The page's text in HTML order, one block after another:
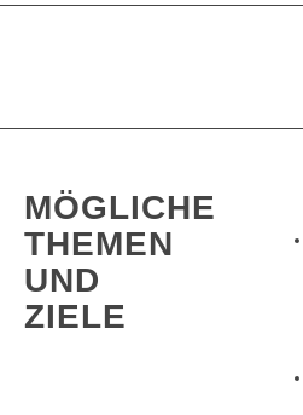
MÖGLICHE
THEMEN
UND
ZIELE